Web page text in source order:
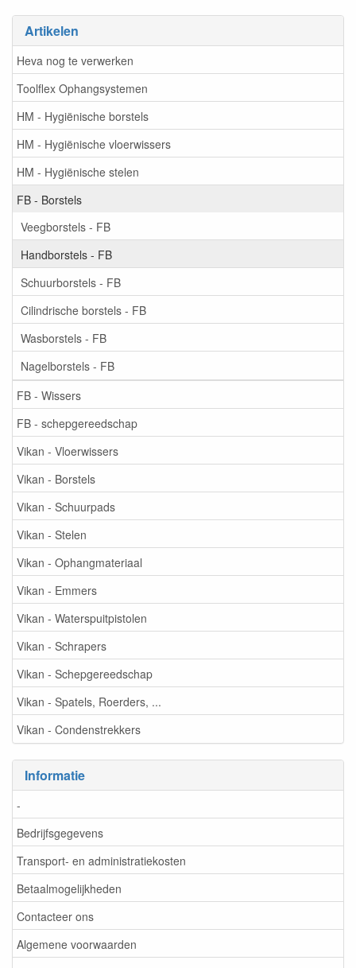
Artikelen
Heva nog te verwerken
Toolflex Ophangsystemen
HM - Hygiënische borstels
HM - Hygiënische vloerwissers
HM - Hygiënische stelen
FB - Borstels
Veegborstels - FB
Handborstels - FB
Schuurborstels - FB
Cilindrische borstels - FB
Wasborstels - FB
Nagelborstels - FB
FB - Wissers
FB - schepgereedschap
Vikan - Vloerwissers
Vikan - Borstels
Vikan - Schuurpads
Vikan - Stelen
Vikan - Ophangmateriaal
Vikan - Emmers
Vikan - Waterspuitpistolen
Vikan - Schrapers
Vikan - Schepgereedschap
Vikan - Spatels, Roerders, ...
Vikan - Condenstrekkers
Informatie
-
Bedrijfsgegevens
Transport- en administratiekosten
Betaalmogelijkheden
Contacteer ons
Algemene voorwaarden